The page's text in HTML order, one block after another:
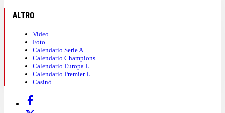
ALTRO
Video
Foto
Calendario Serie A
Calendario Champions
Calendario Europa L.
Calendario Premier L.
Casinò